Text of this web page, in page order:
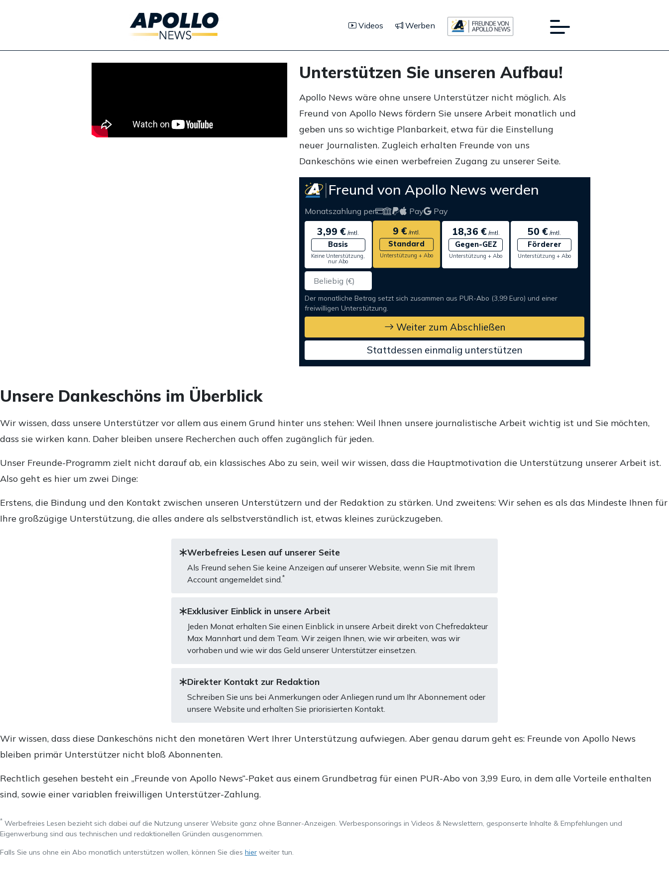
Videos Werben
Unterstützen Sie unseren Aufbau!
Apollo News wäre ohne unsere Unterstützer nicht möglich. Als
Freund von Apollo News fördern Sie unsere Arbeit monatlich und
geben uns so wichtige Planbarkeit, etwa für die Einstellung
neuer Journalisten. Zugleich erhalten Freunde von uns
Dankeschöns wie einen werbefreien Zugang zu unserer Seite.
Freund von Apollo News werden
Monatszahlung per Pay Pay
3,99 € /mtl.
Basis
Keine Unterstützung,
nur Abo
9 € /mtl.
Standard
Unterstützung + Abo
18,36 €/mtl.
Gegen-GEZ
Unterstützung + Abo
50 € /mtl.
Förderer
Unterstützung + Abo
Der monatliche Betrag setzt sich zusammen aus PUR-Abo (3,99 Euro) und einer
freiwilligen Unterstützung.
Weiter zum Abschließen
Stattdessen einmalig unterstützen
Unsere Dankeschöns im Überblick
Wir wissen, dass unsere Unterstützer vor allem aus einem Grund hinter uns stehen: Weil Ihnen unsere journalistische Arbeit wichtig ist und Sie möchten,
dass sie wirken kann. Daher bleiben unsere Recherchen auch offen zugänglich für jeden.
Unser Freunde-Programm zielt nicht darauf ab, ein klassisches Abo zu sein, weil wir wissen, dass die Hauptmotivation die Unterstützung unserer Arbeit ist.
Also geht es hier um zwei Dinge:
Erstens, die Bindung und den Kontakt zwischen unseren Unterstützern und der Redaktion zu stärken. Und zweitens: Wir sehen es als das Mindeste Ihnen für
Ihre großzügige Unterstützung, die alles andere als selbstverständlich ist, etwas kleines zurückzugeben.
Werbefreies Lesen auf unserer Seite
Als Freund sehen Sie keine Anzeigen auf unserer Website, wenn Sie mit Ihrem
Account angemeldet sind. *
Exklusiver Einblick in unsere Arbeit
Jeden Monat erhalten Sie einen Einblick in unsere Arbeit direkt von Chefredakteur
Max Mannhart und dem Team. Wir zeigen Ihnen, wie wir arbeiten, was wir
vorhaben und wie wir das Geld unserer Unterstützer einsetzen.
Direkter Kontakt zur Redaktion
Schreiben Sie uns bei Anmerkungen oder Anliegen rund um Ihr Abonnement oder
unsere Website und erhalten Sie priorisierten Kontakt.
Wir wissen, dass diese Dankeschöns nicht den monetären Wert Ihrer Unterstützung aufwiegen. Aber genau darum geht es: Freunde von Apollo News
bleiben primär Unterstützer nicht bloß Abonnenten.
Rechtlich gesehen besteht ein „Freunde von Apollo News“-Paket aus einem Grundbetrag für einen PUR-Abo von 3,99 Euro, in dem alle Vorteile enthalten
sind, sowie einer variablen freiwilligen Unterstützer-Zahlung.
* Werbefreies Lesen bezieht sich dabei auf die Nutzung unserer Website ganz ohne Banner-Anzeigen. Werbesponsorings in Videos & Newslettern, gesponserte Inhalte & Empfehlungen und
Eigenwerbung sind aus technischen und redaktionellen Gründen ausgenommen.
Falls Sie uns ohne ein Abo monatlich unterstützen wollen, können Sie dies hier weiter tun.